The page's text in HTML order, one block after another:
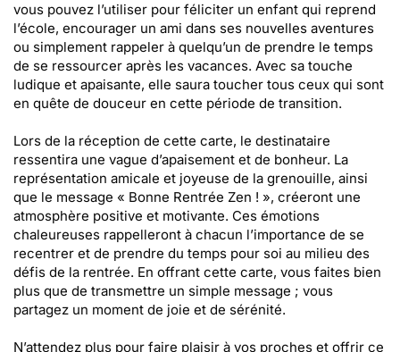
vous pouvez l’utiliser pour féliciter un enfant qui reprend
l’école, encourager un ami dans ses nouvelles aventures
ou simplement rappeler à quelqu’un de prendre le temps
de se ressourcer après les vacances. Avec sa touche
ludique et apaisante, elle saura toucher tous ceux qui sont
en quête de douceur en cette période de transition.
Lors de la réception de cette carte, le destinataire
ressentira une vague d’apaisement et de bonheur. La
représentation amicale et joyeuse de la grenouille, ainsi
que le message « Bonne Rentrée Zen ! », créeront une
atmosphère positive et motivante. Ces émotions
chaleureuses rappelleront à chacun l’importance de se
recentrer et de prendre du temps pour soi au milieu des
défis de la rentrée. En offrant cette carte, vous faites bien
plus que de transmettre un simple message ; vous
partagez un moment de joie et de sérénité.
N’attendez plus pour faire plaisir à vos proches et offrir ce